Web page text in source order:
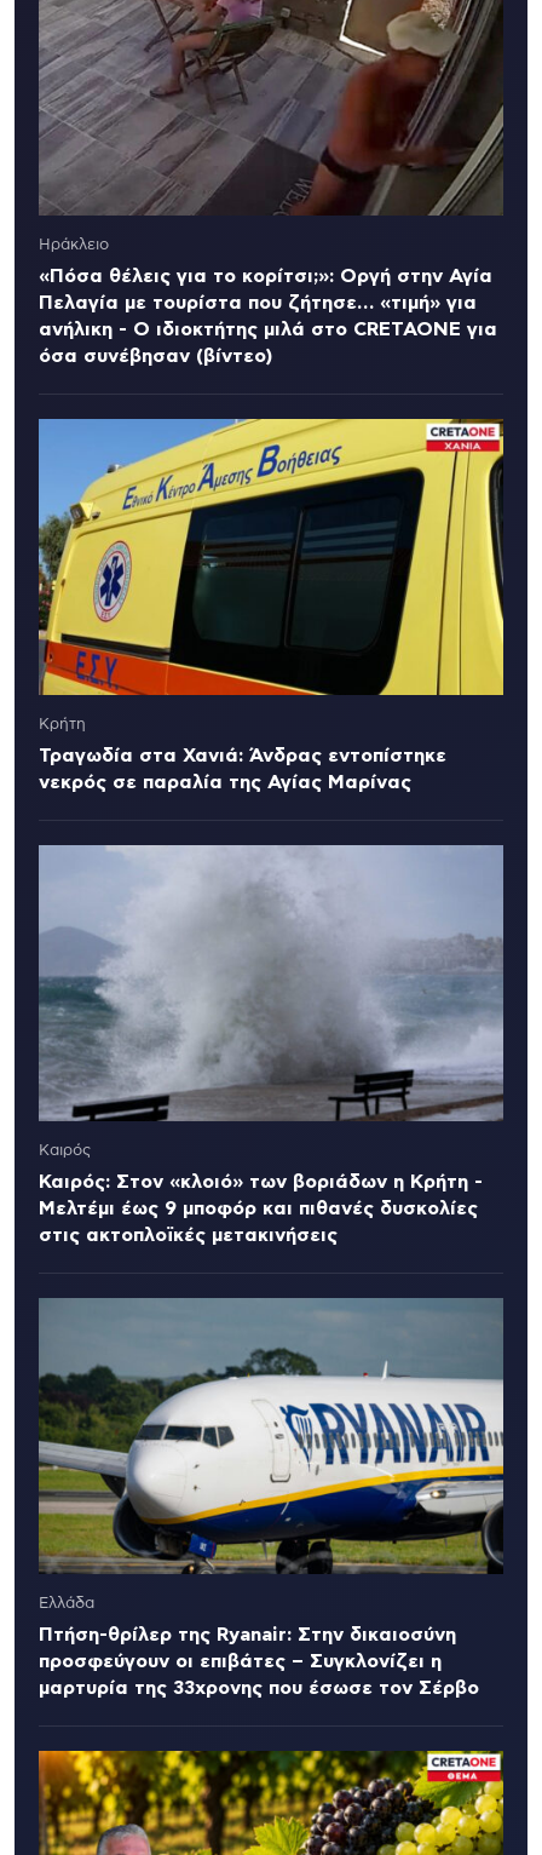
Ηράκλειο
«Πόσα θέλεις για το κορίτσι;»: Οργή στην Αγία
Πελαγία με τουρίστα που ζήτησε… «τιμή» για
ανήλικη - Ο ιδιοκτήτης μιλά στο CRETAONE για
όσα συνέβησαν (βίντεο)
Κρήτη
Τραγωδία στα Χανιά: Άνδρας εντοπίστηκε
νεκρός σε παραλία της Αγίας Μαρίνας
Καιρός
Καιρός: Στον «κλοιό» των βοριάδων η Κρήτη -
Μελτέμι έως 9 μποφόρ και πιθανές δυσκολίες
στις ακτοπλοϊκές μετακινήσεις
Ελλάδα
Πτήση-θρίλερ της Ryanair: Στην δικαιοσύνη
προσφεύγουν οι επιβάτες – Συγκλονίζει η
μαρτυρία της 33χρονης που έσωσε τον Σέρβο